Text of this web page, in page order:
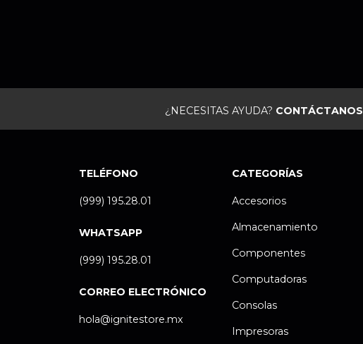
¿NECESITAS AYUDA? CONTÁCTANOS
TELÉFONO
(999) 195.28.01
WHATSAPP
(999) 195.28.01
CORREO ELECTRÓNICO
hola@ignitestore.mx
CATEGORÍAS
Accesorios
Almacenamiento
Componentes
Computadoras
Consolas
Impresoras